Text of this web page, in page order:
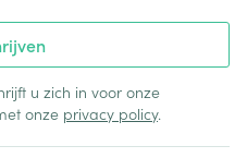
u zich in voor onze
onze privacy policy.